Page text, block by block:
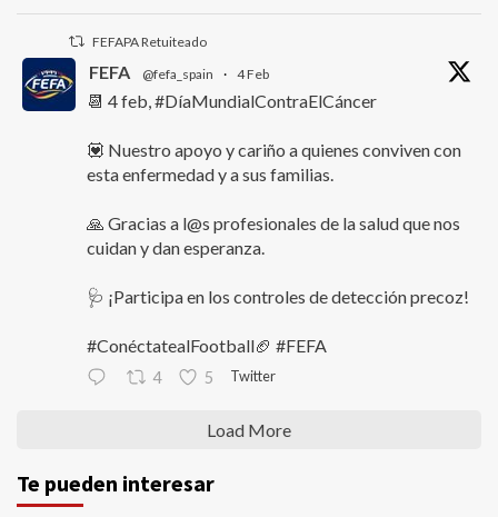
FEFAPA Retuiteado
FEFA @fefa_spain · 4 Feb
📆 4 feb, #DíaMundialContraElCáncer
💟 Nuestro apoyo y cariño a quienes conviven con
esta enfermedad y a sus familias.
🙏 Gracias a l@s profesionales de la salud que nos
cuidan y dan esperanza.
🩺 ¡Participa en los controles de detección precoz!
#ConéctatealFootball🏈 #FEFA
4 5 Twitter
Load More
Te pueden interesar